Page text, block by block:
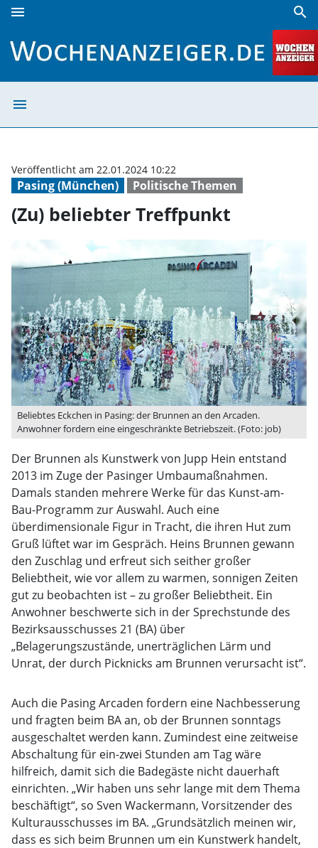
menu search
menu
Pasing (München) Politische Themen
Veröffentlicht am 22.01.2024 10:22
(Zu) beliebter Treffpunkt
Beliebtes Eckchen in Pasing: der Brunnen an den Arcaden.
Anwohner fordern eine eingeschränkte Betriebszeit. (Foto: job)
Der Brunnen als Kunstwerk von Jupp Hein entstand
2013 im Zuge der Pasinger Umbaumaßnahmen.
Damals standen mehrere Werke für das Kunst-am-
Bau-Programm zur Auswahl. Auch eine
überdimensionale Figur in Tracht, die ihren Hut zum
Gruß lüftet war im Gespräch. Heins Brunnen gewann
den Zuschlag und erfreut sich seither großer
Beliebtheit, wie vor allem zu warmen, sonnigen Zeiten
gut zu beobachten ist – zu großer Beliebtheit. Ein
Anwohner beschwerte sich in der Sprechstunde des
Bezirksausschusses 21 (BA) über
„Belagerungszustände, unerträglichen Lärm und
Unrat, der durch Picknicks am Brunnen verursacht ist“.
Auch die Pasing Arcaden fordern eine Nachbesserung
und fragten beim BA an, ob der Brunnen sonntags
ausgeschaltet werden kann. Zumindest eine zeitweise
Abschaltung für ein-zwei Stunden am Tag wäre
hilfreich, damit sich die Badegäste nicht dauerhaft
einrichten. „Wir haben uns sehr lange mit dem Thema
beschäftigt“, so Sven Wackermann, Vorsitzender des
Kulturausschusses im BA. „Grundsätzlich meinen wir,
dass es sich beim Brunnen um ein Kunstwerk handelt,